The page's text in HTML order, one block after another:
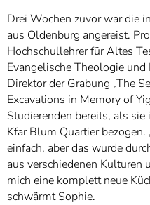
Drei Wochen zuvor war die
aus Oldenburg angereist.
Hochschullehrer für Altes
Evangelische Theologie
Direktor der Grabung „The
Excavations in Memory of
Studierenden bereits, als
Kfar Blum Quartier
einfach, aber das wurde
aus verschiedenen Kulturen
mich eine komplett neue
schwärmt Sophie.